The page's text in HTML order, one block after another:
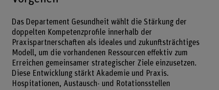
Das Departement Gesundheit wählt die Stärkung der
doppelten Kompetenzprofile innerhalb der
Praxispartnerschaften als ideales und zukunftsträchtiges
Modell, um die vorhandenen Ressourcen effektiv zum
Erreichen gemeinsamer strategischer Ziele einzusetzen.
Diese Entwicklung stärkt Akademie und Praxis.
Hospitationen, Austausch- und Rotationsstellen